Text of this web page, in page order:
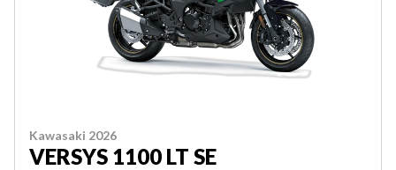
Kawasaki 2026
VERSYS 1100 LT SE